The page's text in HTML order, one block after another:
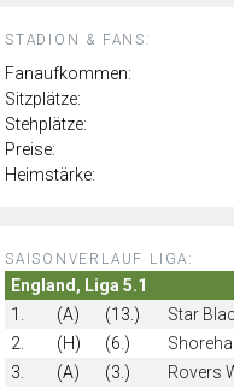
STADION & FANS:
Fanaufkommen:
Sitzplätze:
Stehplätze:
Preise:
Heimstärke:
SAISONVERLAUF LIGA:
England, Liga 5.1
1.
(A) (13.) Star
2.
(H) (6.)
3.
(A) (3.) Rovers